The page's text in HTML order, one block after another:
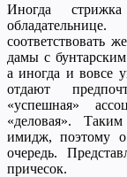
Иногда
соответствовать
дамы с
а иногда и вовсе
отдают
«успешная»
«деловая».
имидж, поэтому о
очередь.
причесок.